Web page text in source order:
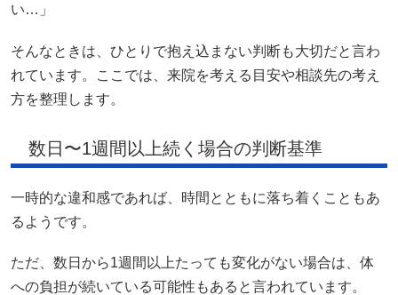
い…」
そんなときは、ひとりで抱え込まない判断も大切だと言わ
れています。ここでは、来院を考える目安や相談先の考え
方を整理します。
数日〜1週間以上続く場合の判断基準
一時的な違和感であれば、時間とともに落ち着くこともあ
るようです。
ただ、数日から1週間以上たっても変化がない場合は、体
への負担が続いている可能性もあると言われています。